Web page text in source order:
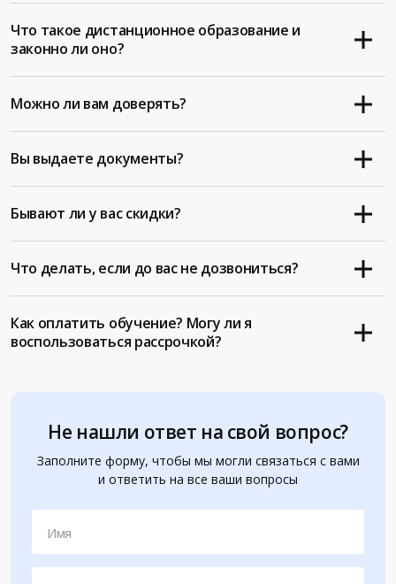
Не нашли ответ на свой вопрос?
Заполните форму, чтобы мы могли связаться с вами
и ответить на все ваши вопросы
Имя
Что такое дистанционное образование и
законно ли оно?
Можно ли вам доверять?
Вы выдаете документы?
Бывают ли у вас скидки?
Что делать, если до вас не дозвониться?
Как оплатить обучение? Могу ли я
воспользоваться рассрочкой?